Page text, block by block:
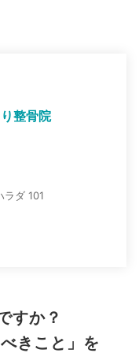
整骨院
ダ 101
すか？
きこと」を